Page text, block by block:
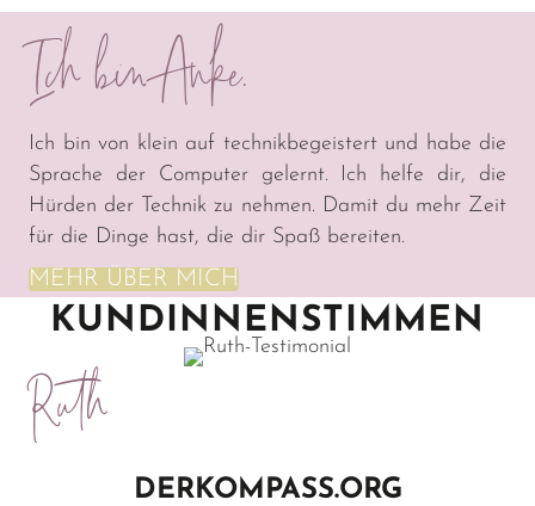
Ich bin Anke.
Ich bin von klein auf technikbegeistert und habe die
Sprache der Computer gelernt. Ich helfe dir, die
Hürden der Technik zu nehmen. Damit du mehr Zeit
für die Dinge hast, die dir Spaß bereiten.
MEHR ÜBER MICH
KUNDINNENSTIMMEN
Ruth
DERKOMPASS.ORG